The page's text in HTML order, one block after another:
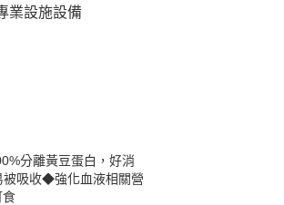
業設施設備
分離黃豆蛋白，好消
吸收◆強化血液相關營